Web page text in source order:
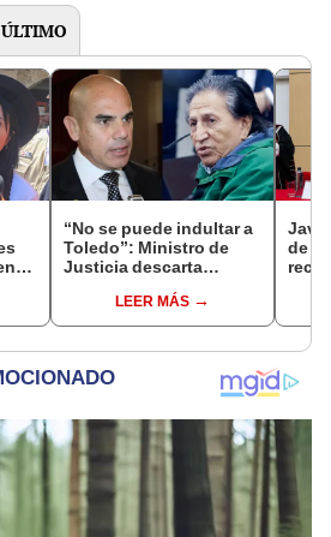
“No se puede indultar a
Toledo”: Ministro de
Justicia descarta
exmandatario
LEER MÁS
de